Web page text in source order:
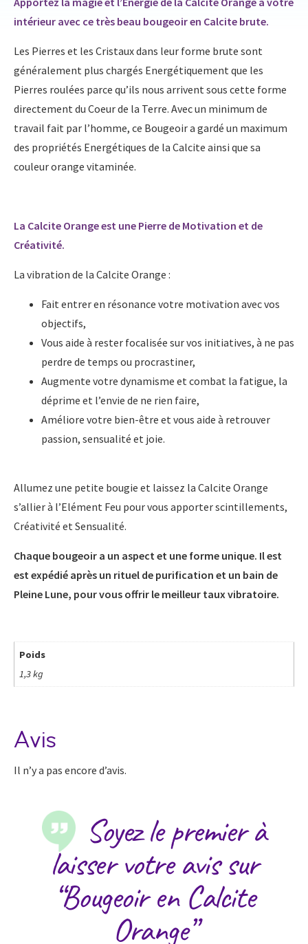
intérieur avec ce très beau bougeoir en Calcite brute.
Les Pierres et les Cristaux dans leur forme brute sont
généralement plus chargés Energétiquement que les
Pierres roulées parce qu’ils nous arrivent sous cette forme
directement du Coeur de la Terre. Avec un minimum de
travail fait par l’homme, ce Bougeoir a gardé un maximum
des propriétés Energétiques de la Calcite ainsi que sa
couleur orange vitaminée.
La Calcite Orange est une Pierre de Motivation et de
Créativité.
La vibration de la Calcite Orange :
Fait entrer en résonance votre motivation avec vos
objectifs,
Vous aide à rester focalisée sur vos initiatives, à ne pas
perdre de temps ou procrastiner,
Augmente votre dynamisme et combat la fatigue, la
déprime et l’envie de ne rien faire,
Améliore votre bien-être et vous aide à retrouver
passion, sensualité et joie.
Allumez une petite bougie et laissez la Calcite Orange
s’allier à l’Elément Feu pour vous apporter scintillements,
Créativité et Sensualité.
Chaque bougeoir a un aspect et une forme unique. Il est
est expédié après un rituel de purification et un bain de
Pleine Lune, pour vous offrir le meilleur taux vibratoire.
Poids
1,3 kg
Avis
Il n’y a pas encore d’avis.
Soyez le premier à
laisser votre avis sur
“Bougeoir en Calcite
Orange”